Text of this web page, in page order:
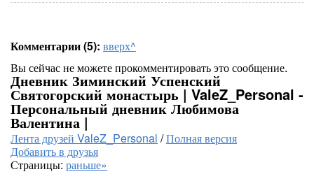
Комментарии (5): вверх^
Вы сейчас не можете прокомментировать это сообщение.
Дневник Зиминский Успенский
Святогорский монастырь | ValeZ_Personal -
Персональный дневник Любимова
Валентина |
Лента друзей ValeZ_Personal /Полная версия
Добавить в друзья
Страницы: раньше»